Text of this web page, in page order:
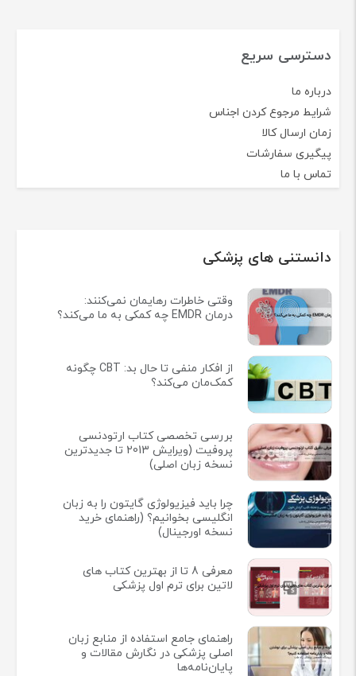
دسترسی سریع
درباره ما
شرایط مرجوع کردن اجناس
زمان ارسال کالا
پیگیری سفارشات
تماس با ما
دانستنی های پزشکی
وقتی خاطرات رهایمان نمی‌کنند:
درمان EMDR چه کمکی به ما می‌کند؟
از افکار منفی تا حال بد: CBT چگونه
کمک‌مان می‌کند؟
بررسی تخصصی کتاب ارتودنسی
پروفیت (ویرایش 2013 تا جدیدترین
نسخه زبان اصلی)
چرا باید فیزیولوژی گایتون را به زبان
انگلیسی بخوانیم؟ (راهنمای خرید
نسخه اورجینال)
معرفی 8 تا از بهترین کتاب های
لاتین برای ترم اول پزشکی
راهنمای جامع استفاده از منابع زبان
اصلی پزشکی در نگارش مقالات و
پایان‌نامه‌ها